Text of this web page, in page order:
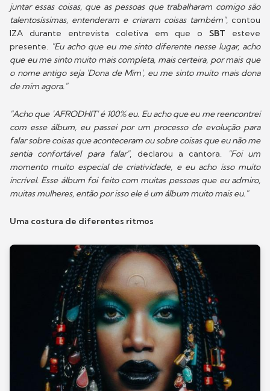
juntar essas coisas, que as pessoas que trabalharam comigo são
talentosíssimas, entenderam e criaram coisas também", contou
IZA durante entrevista coletiva em que o SBT esteve
presente. "Eu acho que eu me sinto diferente nesse lugar, acho
que eu me sinto muito mais completa, mais certeira, por mais que
o nome antigo seja 'Dona de Mim', eu me sinto muito mais dona
de mim agora."
"Acho que 'AFRODHIT' é 100% eu. Eu acho que eu me reencontrei
com esse álbum, eu passei por um processo de evolução para
falar sobre coisas que aconteceram ou sobre coisas que eu não me
sentia confortável para falar", declarou a cantora.
"Foi um
momento muito especial de criatividade, e eu acho isso muito
incrível. Esse álbum foi feito com muitas pessoas que eu admiro,
muitas mulheres, então por isso ele é um álbum muito mais eu."
Uma costura de diferentes ritmos